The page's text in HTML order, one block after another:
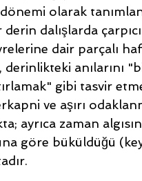
olarak
dalışlarda
dair parçalı
anılarını
gibi tasvir
ve aşırı
ayrıca zaman
göre büküldüğü